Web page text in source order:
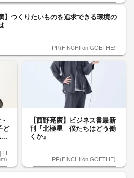
】つくりたいものを追求できる環境の
PR(FINCHI on GOETHE)
ど
...
H
【西野亮廣】ビジネス書最新
刊『北極星 僕たちはどう働
くか』
PR(FINCHI on GOETHE)